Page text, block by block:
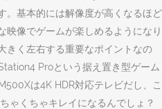
。基本的には解像度が高くなるほど
映像でゲームが楽しめるようになり
きく左右する重要なポイントなの
Proという据え置き型ゲーム
は4K HDR対応テレビだし、こ
ゃくちゃキレイになるんでしょ？